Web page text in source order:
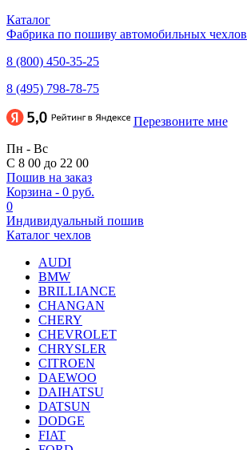
Каталог
Фабрика по пошиву автомобильных чехлов
8 (800) 450-35-25
8 (495) 798-78-75
Перезвоните мне
Пн - Вс
С 8 00 до 22 00
Пошив на заказ
Корзина - 0 руб.
0
Индивидуальный пошив
Каталог чехлов
AUDI
BMW
BRILLIANCE
CHANGAN
CHERY
CHEVROLET
CHRYSLER
CITROEN
DAEWOO
DAIHATSU
DATSUN
DODGE
FIAT